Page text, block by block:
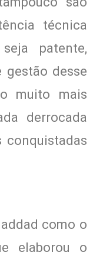
técnica
patente,
gestão desse
muito mais
derrocada
conquistadas
como o
elaborou o